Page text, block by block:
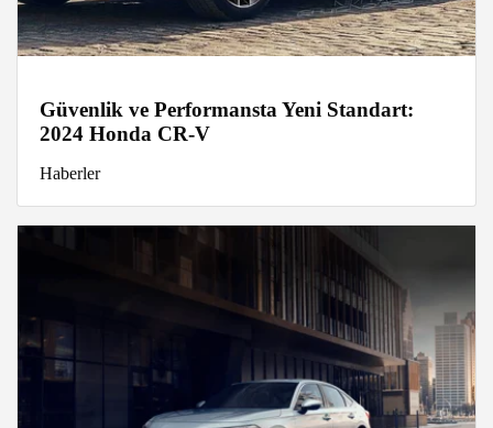
Güvenlik ve Performansta Yeni Standart:
2024 Honda CR-V
Haberler